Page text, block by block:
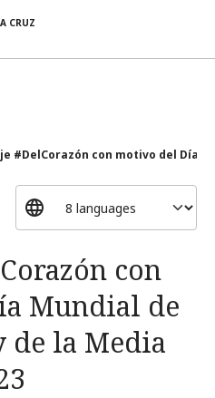
CRUZ
#DelCorazón con motivo del Día
con
Mundial de
de la Media